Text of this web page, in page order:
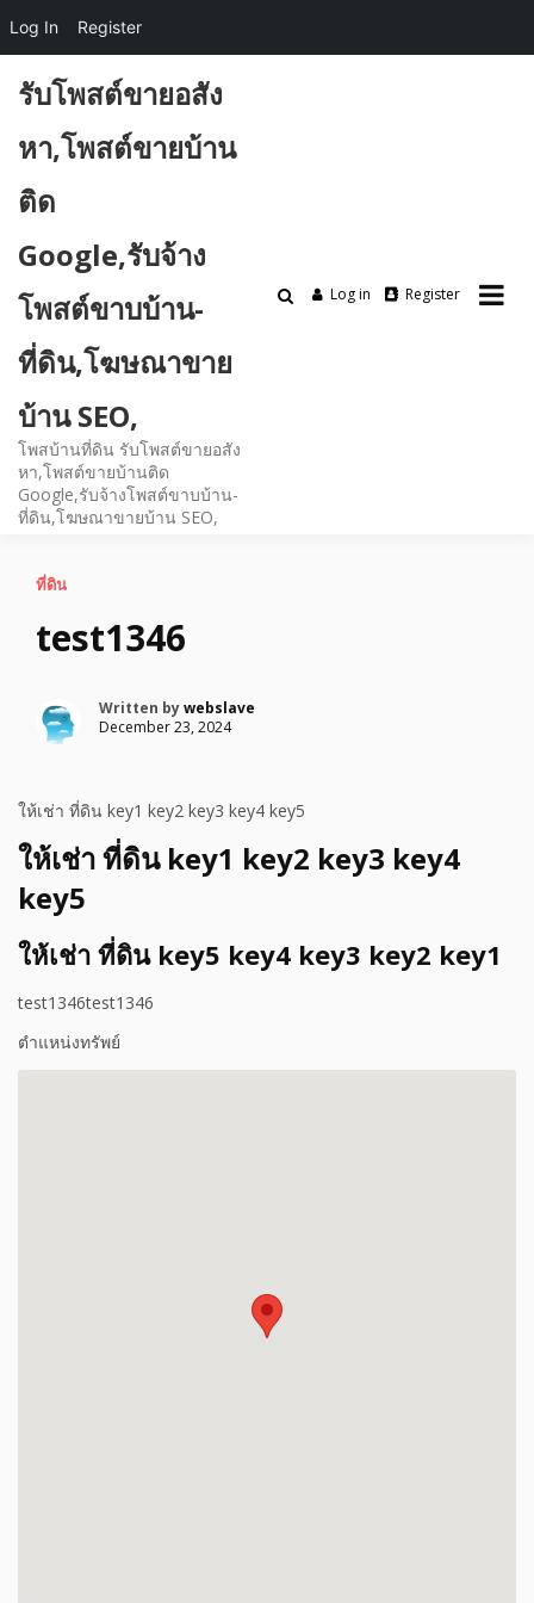
content
รับโพสต์ขายอสัง
หา,โพสต์ขายบ้าน
ติด
Google,รับจ้าง
โพสต์ขาบบ้าน-
ที่ดิน,โฆษณาขาย
บ้าน SEO,
โพสบ้านที่ดิน รับโพสต์ขายอสัง
หา,โพสต์ขายบ้านติด
Google,รับจ้างโพสต์ขาบบ้าน-
ที่ดิน,โฆษณาขายบ้าน SEO,
Log in Register
ที่ดิน
test1346
Written bywebslave
December 23, 2024
ให้เช่า ที่ดิน key1 key2 key3 key4 key5
ให้เช่า ที่ดิน key1 key2 key3 key4
key5
ให้เช่า ที่ดิน key5 key4 key3 key2 key1
test1346test1346
ตำแหน่งทรัพย์
Log In Register